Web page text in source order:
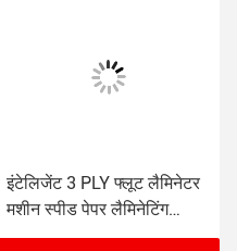
इंटेलिजेंट 3 PLY फ्लूट लैमिनेटर
मशीन स्पीड पेपर लैमिनेटिंग
Fengchi GW-1700L